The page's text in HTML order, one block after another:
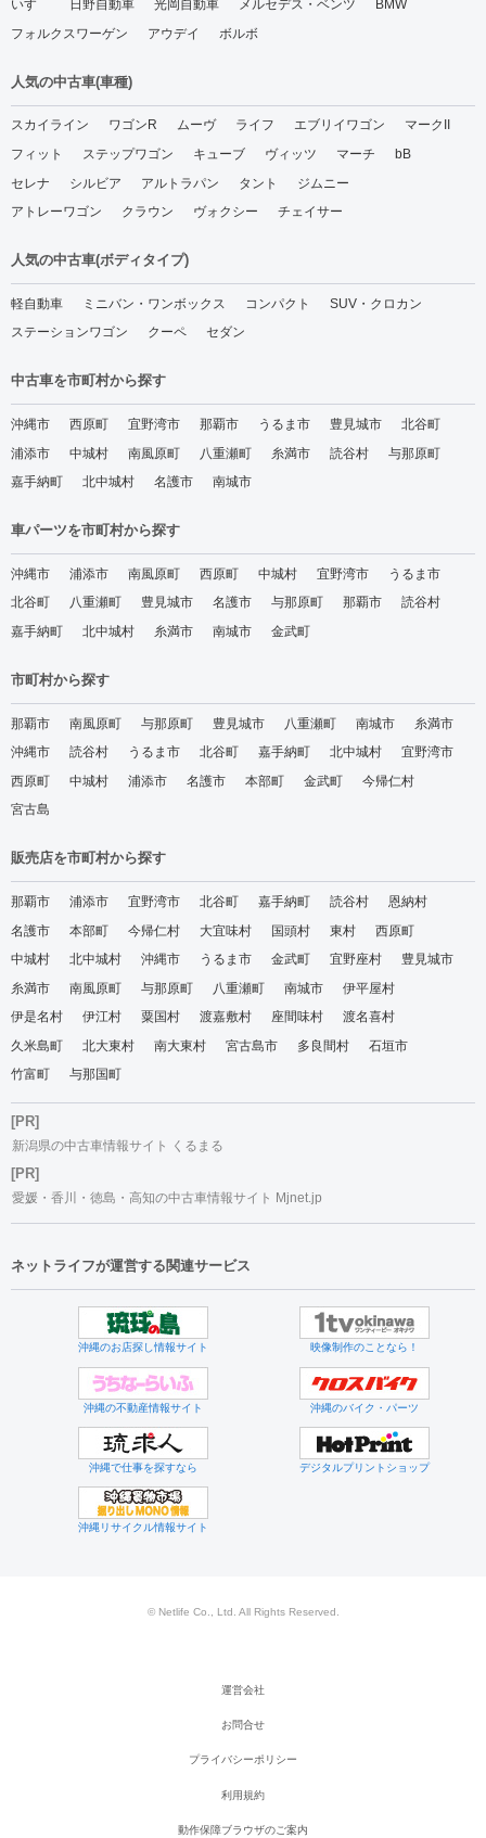
いすゞ
日野自動車 光岡自動車 メルセデス・ベンツ
BMW
フォルクスワーゲン
アウデイ ボルボ
人気の中古車(車種)
スカイライン ワゴンR ムーヴ ライフ エブリイワゴン
マークII
フィット
ステップワゴン キューブ ヴィッツ マーチ
bB
セレナ
シルビア アルトラパン タント
ジムニー
アトレーワゴン
クラウン ヴォクシー チェイサー
人気の中古車(ボディタイプ)
軽自動車 ミニバン・ワンボックス コンパクト
SUV・クロカン
ステーションワゴン
クーペ セダン
中古車を市町村から探す
沖縄市 西原町 宜野湾市 那覇市 うるま市 豊見城市
北谷町
浦添市
中城村 南風原町 八重瀬町 糸満市 読谷村
与那原町
嘉手納町
北中城村 名護市 南城市
車パーツを市町村から探す
沖縄市 浦添市 南風原町 西原町 中城村 宜野湾市
うるま市
北谷町
八重瀬町 豊見城市 名護市 与那原町 那覇市
読谷村
嘉手納町
北中城村 糸満市 南城市 金武町
市町村から探す
那覇市 南風原町 与那原町 豊見城市 八重瀬町 南城市
糸満市
沖縄市
読谷村 うるま市 北谷町 嘉手納町 北中城村
宜野湾市
西原町
中城村 浦添市 名護市 本部町 金武町
今帰仁村
宮古島
販売店を市町村から探す
那覇市 浦添市 宜野湾市 北谷町 嘉手納町 読谷村
恩納村
名護市
本部町 今帰仁村 大宜味村 国頭村 東村
西原町
中城村
北中城村 沖縄市 うるま市 金武町 宜野座村
豊見城市
糸満市
南風原町 与那原町 八重瀬町 南城市
伊平屋村
伊是名村
伊江村 粟国村 渡嘉敷村 座間味村
渡名喜村
久米島町
北大東村 南大東村 宮古島市 多良間村
石垣市
竹富町
与那国町
[PR]
新潟県の中古車情報サイト くるまる
[PR]
愛媛・香川・徳島・高知の中古車情報サイト Mjnet.jp
ネットライフが運営する関連サービス
沖縄のお店探し情報サイト 映像制作のことなら！
沖縄の不動産情報サイト 沖縄のバイク・パーツ
沖縄で仕事を探すなら デジタルプリントショップ
沖縄リサイクル情報サイト
© Netlife Co., Ltd. All Rights Reserved.
運営会社
お問合せ
プライバシーポリシー
利用規約
動作保障ブラウザのご案内